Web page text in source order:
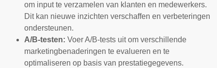
om input te verzamelen van klanten en medewerkers.
Dit kan nieuwe inzichten verschaffen en verbeteringen
ondersteunen.
A/B-testen: Voer A/B-tests uit om verschillende
marketingbenaderingen te evalueren en te
optimaliseren op basis van prestatiegegevens.